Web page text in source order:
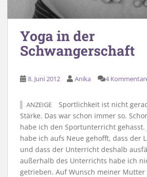
Yoga in der
Schwangerschaft
8. Juni 2012 Anika 4
ANZEIGE
Sportlichkeit ist nicht
Stärke. Das war schon immer so.
habe ich den Sportunterricht gehasst.
habe ich aufs Neue gehofft, dass der
und dass der Unterricht deshalb
außerhalb des Unterrichts habe ich
getrieben. Auf Wunsch meiner